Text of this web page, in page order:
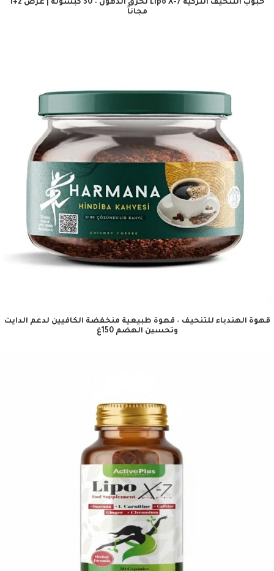
حبوب التنحيف التركية Lipo X-7 لحرق الدهون – 30 كبسولة | عرض 2+1
مجاناً
قهوة الهندباء للتنحيف – قهوة طبيعية منخفضة الكافيين لدعم الدايت
وتحسين الهضم 150غ